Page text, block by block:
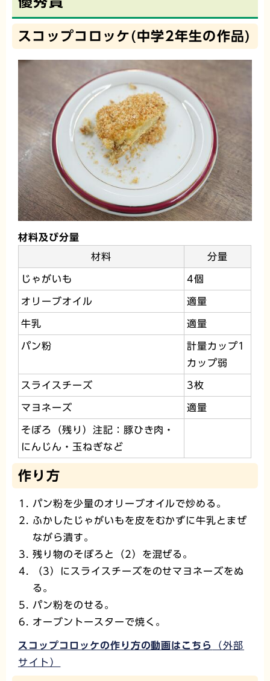
スコップコロッケ(中学2年生の作品)
材料及び分量
材料
分量
じゃがいも 4個
オリーブオイル 適量
牛乳 適量
パン粉
計量カップ1
カップ弱
スライスチーズ 3枚
マヨネーズ 適量
そぼろ（残り）注記：豚ひき肉・
にんじん・玉ねぎなど
作り方
パン粉を少量のオリーブオイルで炒める。
ふかしたじゃがいもを皮をむかずに牛乳とまぜ
ながら潰す。
残り物のそぼろと（2）を混ぜる。
（3）にスライスチーズをのせマヨネーズをぬ
る。
パン粉をのせる。
オーブントースターで焼く。
スコップコロッケの作り方の動画はこちら
（外部
サイト）